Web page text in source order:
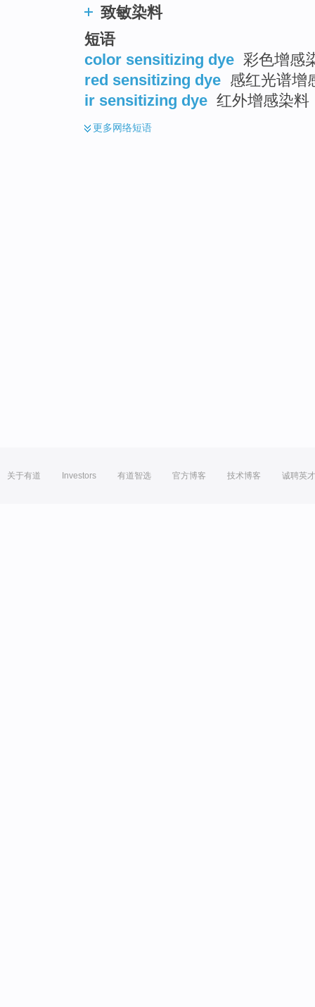
致敏染料
短语
color sensitizing dye 彩色增感
red sensitizing dye 感红光谱增
ir sensitizing dye 红外增感染料
更多网络短语
关于有道 Investors 有道智选 官方博客 技术博客 诚聘英才